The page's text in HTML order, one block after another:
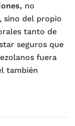
no
sino del propio
tanto de
seguros que
fuera
también